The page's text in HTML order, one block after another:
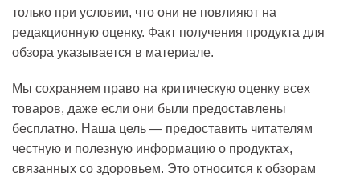
только при условии, что они не повлияют на
редакционную оценку. Факт получения продукта для
обзора указывается в материале.
Мы сохраняем право на критическую оценку всех
товаров, даже если они были предоставлены
бесплатно. Наша цель — предоставить читателям
честную и полезную информацию о продуктах,
связанных со здоровьем. Это относится к обзорам